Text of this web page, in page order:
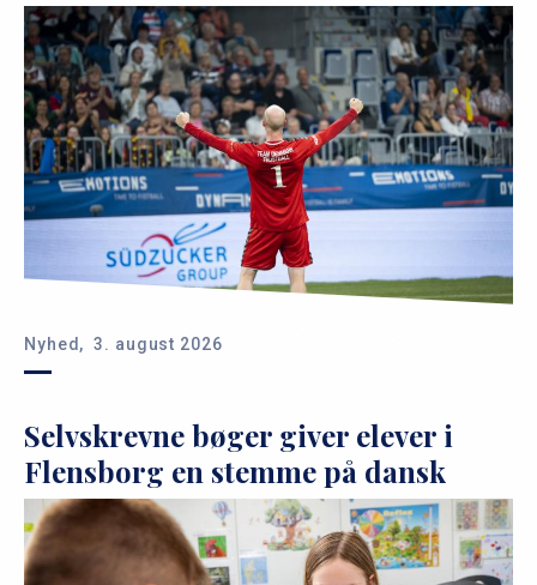
Nyhed, 3. august 2026
Selvskrevne bøger giver elever i
Flensborg en stemme på dansk